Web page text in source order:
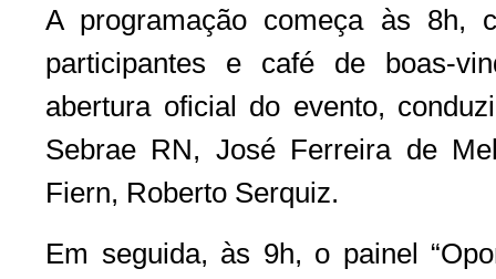
A programação começa às 8h,
participantes e café de boas-
abertura oficial do evento,
Sebrae RN, José Ferreira de
Fiern, Roberto Serquiz.
Em seguida, às 9h, o painel